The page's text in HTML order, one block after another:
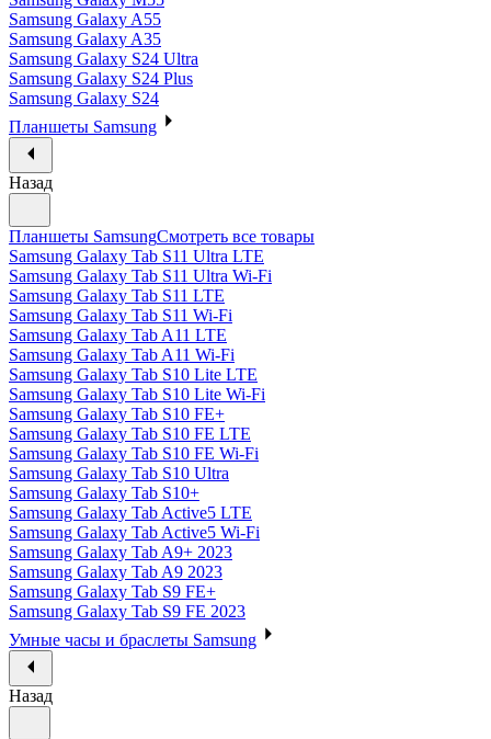
Samsung Galaxy A55
Samsung Galaxy A35
Samsung Galaxy S24 Ultra
Samsung Galaxy S24 Plus
Samsung Galaxy S24
Планшеты Samsung
Назад
Планшеты SamsungСмотреть все товары
Samsung Galaxy Tab S11 Ultra LTE
Samsung Galaxy Tab S11 Ultra Wi-Fi
Samsung Galaxy Tab S11 LTE
Samsung Galaxy Tab S11 Wi-Fi
Samsung Galaxy Tab A11 LTE
Samsung Galaxy Tab A11 Wi-Fi
Samsung Galaxy Tab S10 Lite LTE
Samsung Galaxy Tab S10 Lite Wi-Fi
Samsung Galaxy Tab S10 FE+
Samsung Galaxy Tab S10 FE LTE
Samsung Galaxy Tab S10 FE Wi-Fi
Samsung Galaxy Tab S10 Ultra
Samsung Galaxy Tab S10+
Samsung Galaxy Tab Active5 LTE
Samsung Galaxy Tab Active5 Wi-Fi
Samsung Galaxy Tab A9+ 2023
Samsung Galaxy Tab A9 2023
Samsung Galaxy Tab S9 FE+
Samsung Galaxy Tab S9 FE 2023
Умные часы и браслеты Samsung
Назад